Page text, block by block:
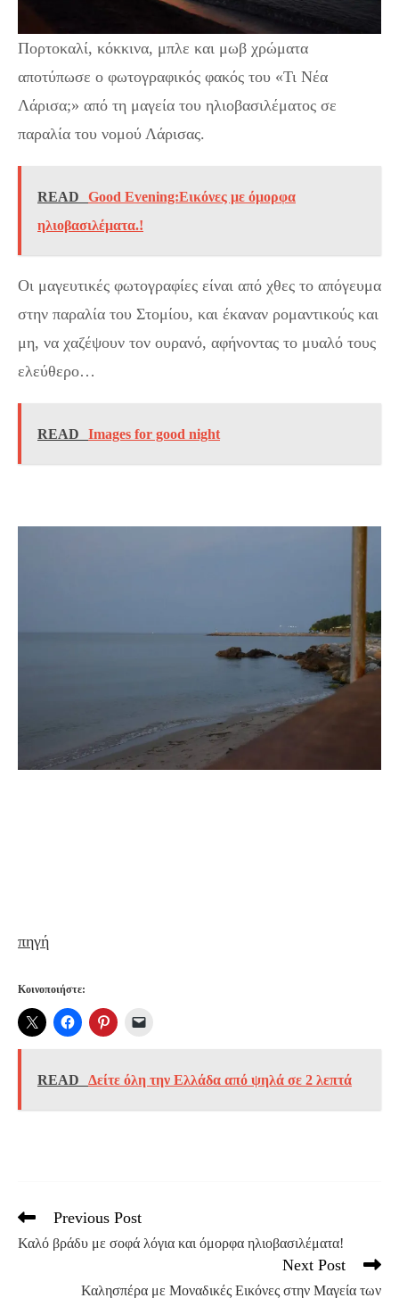
Πορτοκαλί, κόκκινα, μπλε και μωβ χρώματα
αποτύπωσε ο φωτογραφικός φακός του «Τι Νέα
Λάρισα;» από τη μαγεία του ηλιοβασιλέματος σε
παραλία του νομού Λάρισας.
READ
Good Evening:Εικόνες με όμορφα
ηλιοβασιλέματα.!
Οι μαγευτικές φωτογραφίες είναι από χθες το απόγευμα
στην παραλία του Στομίου, και έκαναν ρομαντικούς και
μη, να χαζέψουν τον ουρανό, αφήνοντας το μυαλό τους
ελεύθερο…
READ Images for good night
πηγή
Κοινοποιήστε:
READ Δείτε όλη την Ελλάδα από ψηλά σε 2 λεπτά
Read
articles
Previous Post
Καλό βράδυ με σοφά λόγια και όμορφα ηλιοβασιλέματα!
Next Post
Καλησπέρα με Μοναδικές Εικόνες στην Μαγεία των